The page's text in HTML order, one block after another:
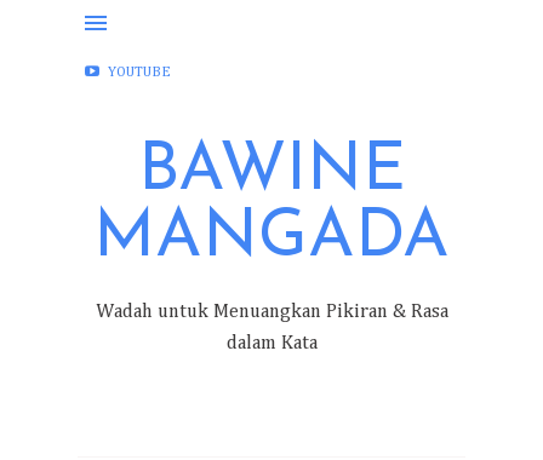
FACEBOOK
YOUTUBE
BAWINE
MANGADA
Wadah untuk Menuangkan Pikiran & Rasa
dalam Kata